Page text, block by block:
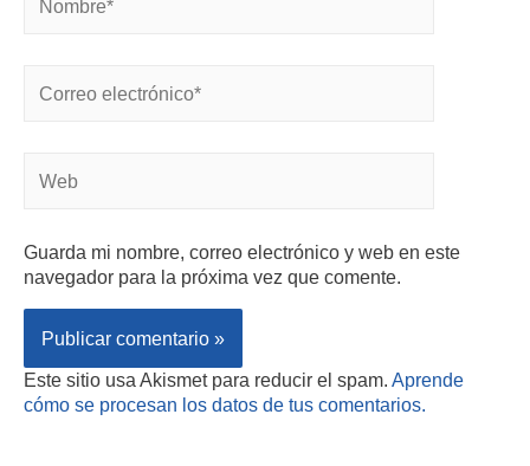
Guarda mi nombre, correo electrónico y web en este
navegador para la próxima vez que comente.
Este sitio usa Akismet para reducir el spam. Aprende
cómo se procesan los datos de tus comentarios.